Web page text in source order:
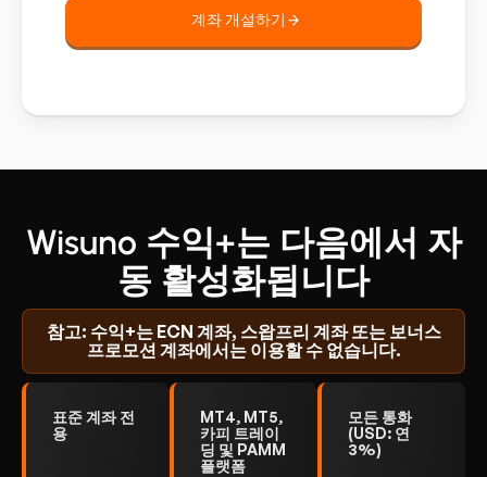
계좌 개설하기
Wisuno 수익+는 다음에서 자
동 활성화됩니다
참고: 수익+는 ECN 계좌, 스왑프리 계좌 또는 보너스
프로모션 계좌에서는 이용할 수 없습니다.
표준 계좌 전
용
MT4, MT5,
카피 트레이
딩 및 PAMM
플랫폼
모든 통화
(USD: 연
3%)